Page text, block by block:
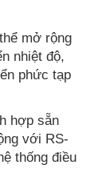
mở rộng
nhiệt độ,
phức tạp
hợp sẵn
với RS-
thống điều